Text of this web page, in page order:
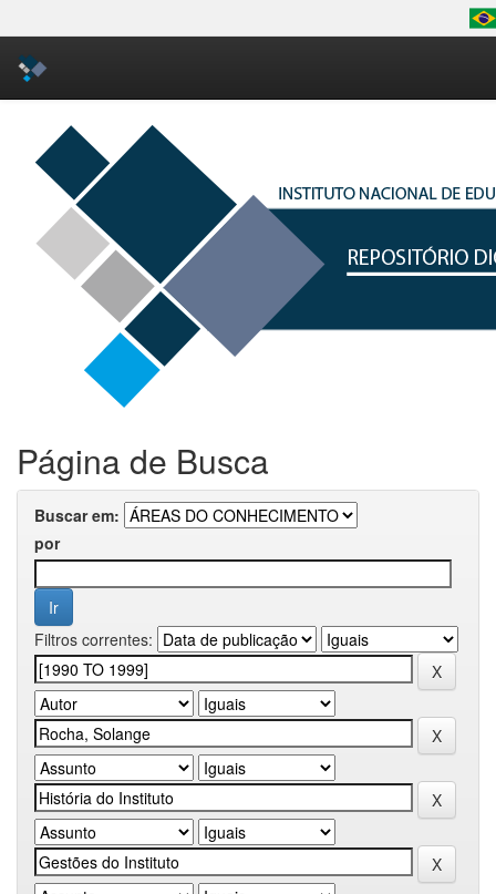
Skip
navigation
Página de Busca
Buscar em:
por
Filtros correntes: